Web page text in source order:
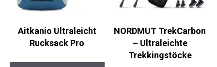
Aitkanio Ultraleicht
Rucksack Pro
NORDMUT
TrekCarbon –
Ultraleichte